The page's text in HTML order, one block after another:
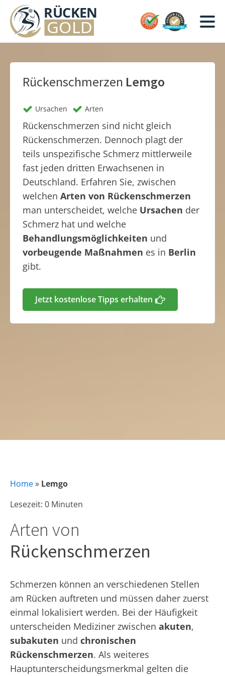
Rückenschmerzen Lemgo
Ursachen Arten
Rückenschmerzen sind nicht gleich
Rückenschmerzen. Dennoch plagt der
teils unspezifische Schmerz mittlerweile
fast jeden dritten Erwachsenen in
Deutschland. Erfahren Sie, zwischen
welchen Arten von Rückenschmerzen
man unterscheidet, welche Ursachen der
Schmerz hat und welche
Behandlungsmöglichkeiten und
vorbeugende Maßnahmen es in Berlin
gibt.
Jetzt kostenlose Tipps erhalten
Home» Lemgo
Lesezeit: 0 Minuten
Arten von
Rückenschmerzen
Schmerzen können an verschiedenen Stellen
am Rücken auftreten und müssen daher zuerst
einmal lokalisiert werden. Bei der Häufigkeit
unterscheiden Mediziner zwischen akuten,
subakuten und chronischen
Rückenschmerzen. Als weiteres
Hauptunterscheidungsmerkmal gelten die